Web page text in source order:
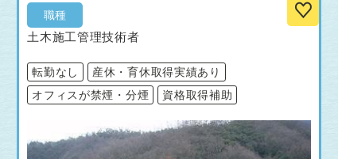
職種
土木施工管理技術者
転勤なし
産休・育休取得実績あり
オフィスが禁煙・分煙
資格取得補助